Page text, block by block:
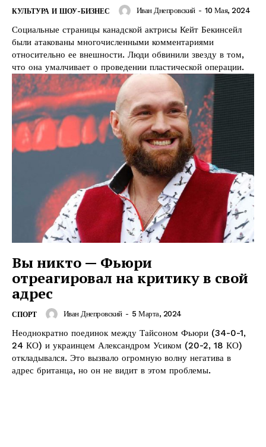
КУЛЬТУРА И ШОУ-БИЗНЕС Иван Днепровский - 10 Мая, 2024
Социальные страницы канадской актрисы Кейт Бекинсейл
были атакованы многочисленными комментариями
относительно ее внешности. Люди обвинили звезду в том,
что она умалчивает о проведении пластической операции.
Вы никто — Фьюри
отреагировал на критику в свой
адрес
СПОРТ Иван Днепровский - 5 Марта, 2024
Неоднократно поединок между Тайсоном Фьюри (34-0-1,
24 КО) и украинцем Александром Усиком (20-2, 18 КО)
откладывался. Это вызвало огромную волну негатива в
адрес британца, но он не видит в этом проблемы.